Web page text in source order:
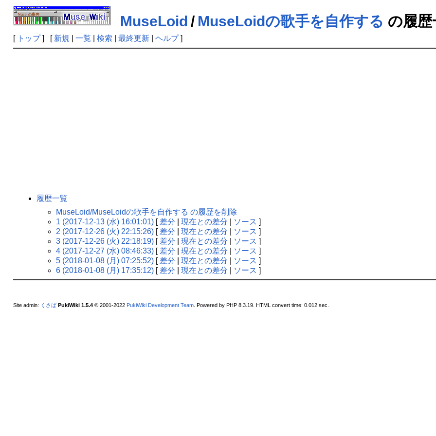
MuseLoid / MuseLoidの歌手を自作する の履
[ トップ] [ 新規 一覧 検索 最終更新| ヘルプ]
履歴一覧
MuseLoid/MuseLoidの歌手を自作する の履歴を削除
1 (2017-12-13 (水) 16:01:01)[ 差分 現在との差分 ソース ]
2 (2017-12-26 (火) 22:15:26)[ 差分 現在との差分 ソース ]
3 (2017-12-26 (火) 22:18:19)[ 差分 現在との差分 ソース ]
4 (2017-12-27 (水) 08:46:33)[ 差分 現在との差分 ソース ]
5 (2018-01-08 (月) 07:25:52)[ 差分 現在との差分 ソース ]
6 (2018-01-08 (月) 17:35:12)[ 差分 現在との差分 ソース ]
Site admin: くさば PukiWiki 1.5.4© 2001-2022 PukiWiki Development Team. Powered by PHP 8.3.19. HTML convert time: 0.012 sec.